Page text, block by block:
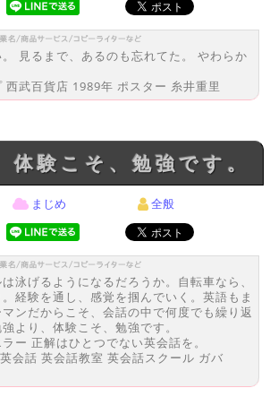
見るまで、あるのも忘れてた。 やわらか
西武百貨店 1989年 ポスター 糸井重里
、体験こそ、勉強です。
まじめ 全般
泳げるようになるだろうか。自転車なら、
経験を通し、感覚を掴んでいく。英語もま
ンだからこそ、会話の中で何度でも繰り返
より、体験こそ、勉強です。
ー 正解はひとつでない英会話を。
会話 英会話教室 英会話スクール ガバ